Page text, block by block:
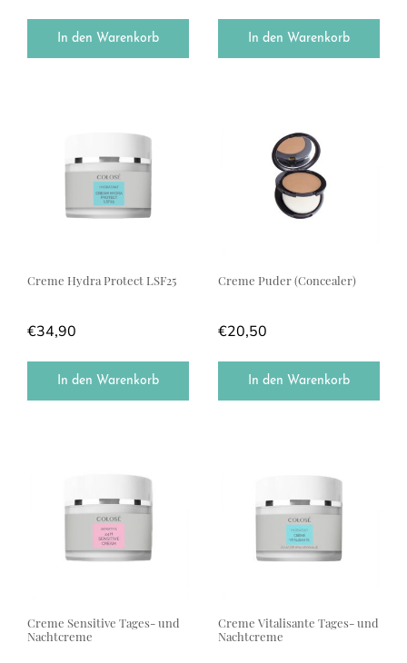
In den Warenkorb In den Warenkorb
Creme Hydra Protect LSF25
€34,90
In den Warenkorb
Creme Puder (Concealer)
€20,50
In den Warenkorb
Creme Sensitive Tages- und
Nachtcreme
Creme Vitalisante Tages- und
Nachtcreme